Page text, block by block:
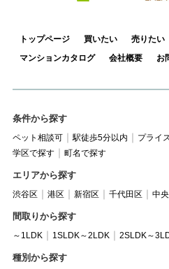
トップページ 買いたい 売りたい
マンションカタログ
会社概要 お
条件から探す
ペット相談可 駅徒歩5分以内 プライ
学区で探す
町名で探す
エリアから探す
渋谷区 港区 新宿区 千代田区 中
間取りから探す
～1LDK 1SLDK～2LDK 2SLDK～
種別から探す